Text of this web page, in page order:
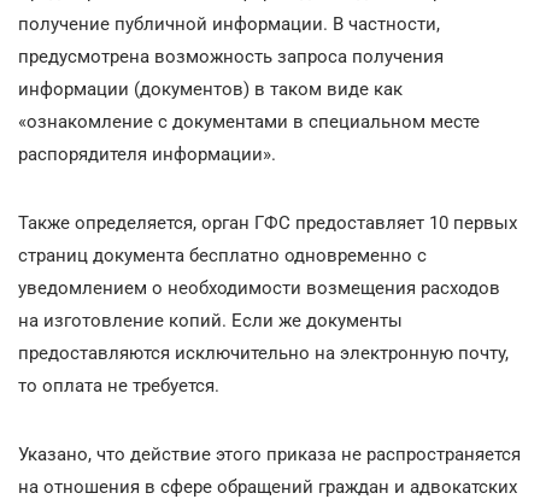
получение публичной информации. В частности,
предусмотрена возможность запроса получения
информации (документов) в таком виде как
«ознакомление с документами в специальном месте
распорядителя информации».
Также определяется, орган ГФС предоставляет 10 первых
страниц документа бесплатно одновременно с
уведомлением о необходимости возмещения расходов
на изготовление копий. Если же документы
предоставляются исключительно на электронную почту,
то оплата не требуется.
Указано, что действие этого приказа не распространяется
на отношения в сфере обращений граждан и адвокатских